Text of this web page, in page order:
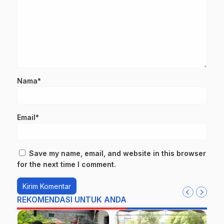
Nama*
Email*
Save my name, email, and website in this browser
for the next time I comment.
REKOMENDASI UNTUK ANDA